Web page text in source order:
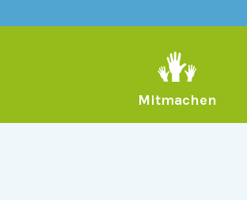
Mitmachen